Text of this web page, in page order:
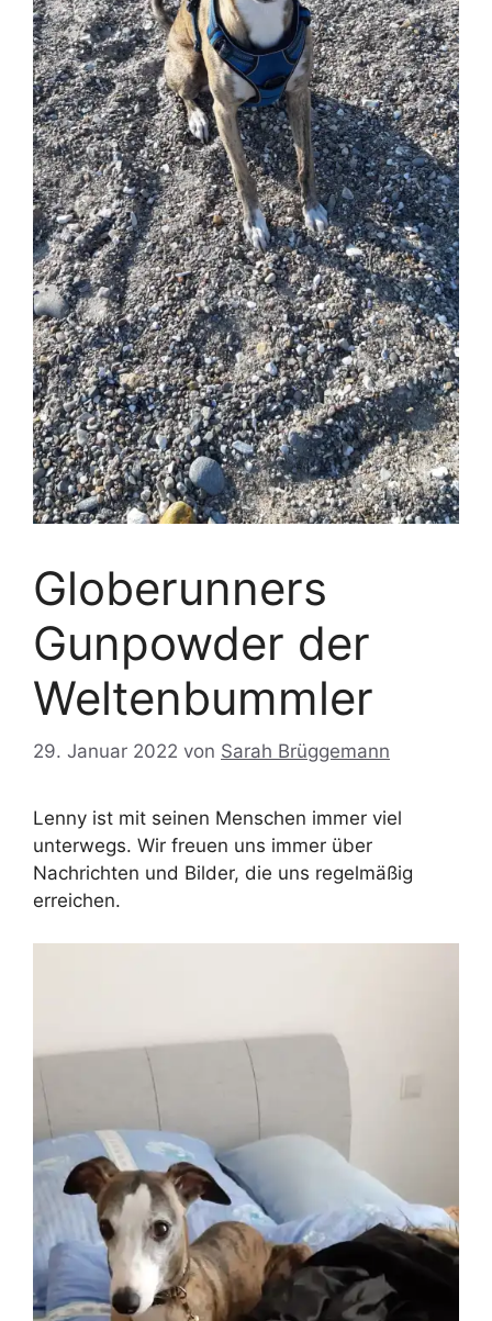
Globerunners
Gunpowder der
Weltenbummler
29. Januar 2022 von Sarah Brüggemann
Lenny ist mit seinen Menschen immer viel
unterwegs. Wir freuen uns immer über
Nachrichten und Bilder, die uns regelmäßig
erreichen.